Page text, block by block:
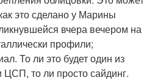
это сделано у Марины
вчера вечером на
профили;
То ли это будет один из
то ли просто сайдинг.